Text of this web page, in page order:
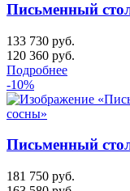
Письменный
133 730 руб.
120 360 руб.
Подробнее
-10%
Письменный
181 750 руб.